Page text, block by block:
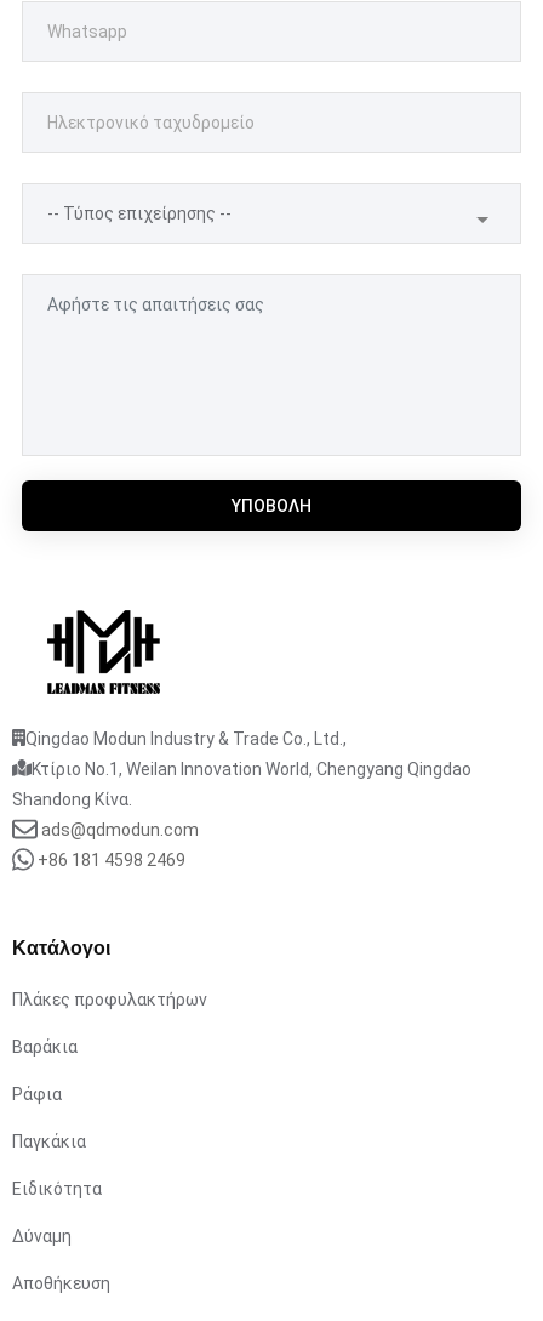
ΥΠΟΒΟΛΉ
Qingdao Modun Industry & Trade Co., Ltd.,
Κτίριο No.1, Weilan Innovation World, Chengyang Qingdao
Shandong Κίνα.
ads@qdmodun.com
+86 181 4598 2469
Κατάλογοι
Πλάκες προφυλακτήρων
Βαράκια
Ράφια
Παγκάκια
Ειδικότητα
Δύναμη
Αποθήκευση